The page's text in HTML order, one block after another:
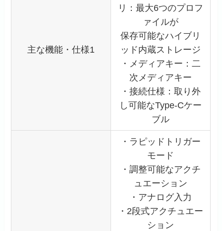
主な機能・仕様1
リ：最大6つのプロフ
ァイルが
保存可能なハイブリ
ッド内蔵ストレージ
・メディアキー：二
次メディアキー
・接続仕様：取り外
し可能なType-Cケー
ブル
・ラピッドトリガー
モード
・調整可能なアクチ
ュエーション
・アナログ入力
・2段式アクチュエー
ション